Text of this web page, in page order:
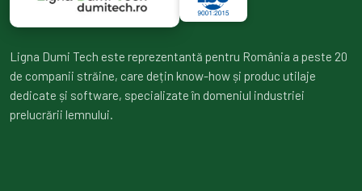
Ligna Dumi Tech este reprezentantă pentru România a peste 20
de companii străine, care dețin know-how și produc utilaje
dedicate și software, specializate în domeniul industriei
prelucrării lemnului.